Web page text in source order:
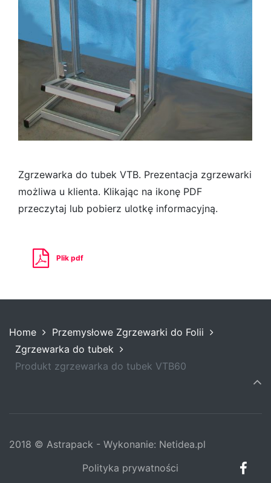
Zgrzewarka do tubek VTB. Prezentacja zgrzewarki
możliwa u klienta. Klikając na ikonę PDF
przeczytaj lub pobierz ulotkę informacyjną.
Plik pdf
Home
Przemysłowe Zgrzewarki do Folii
Zgrzewarka do tubek
Produkt zgrzewarka do tubek VTB60
2018 © Astrapack - Wykonanie: Netidea.pl
Polityka prywatności